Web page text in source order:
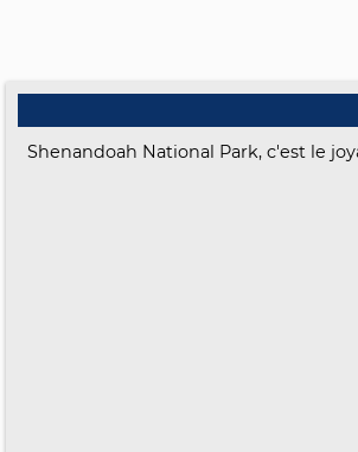
Shenandoah National Park, c'est le